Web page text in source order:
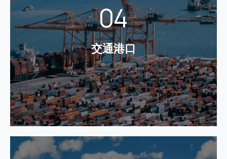
04
交通港口
通过建立统一支付账户清结算平台，打造港口产业金
融社会化生态，助力港口产业链和生态圈协同发展。
从而提高数字化建设、 降低支付费率、优化对账流
程、提升用户体验。
了解更多